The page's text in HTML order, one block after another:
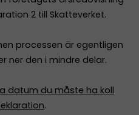
2 till Skatteverket.
processen är egentligen
ner den i mindre delar.
datum du måste ha koll
.